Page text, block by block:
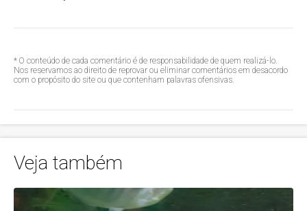
* O conteúdo de cada comentário é de responsabilidade de quem realizá-lo.
Nos reservamos ao direito de reprovar ou eliminar comentários em desacordo
com o propósito do site ou que contenham palavras ofensivas.
Veja também